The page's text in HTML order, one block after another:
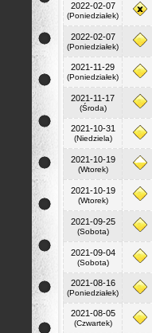
2022-02-07
(Poniedziałek)
2022-02-07
(Poniedziałek)
2021-11-29
(Poniedziałek)
2021-11-17
(Środa)
2021-10-31
(Niedziela)
2021-10-19
(Wtorek)
2021-10-19
(Wtorek)
2021-09-25
(Sobota)
2021-09-04
(Sobota)
2021-08-16
(Poniedziałek)
2021-08-05
(Czwartek)